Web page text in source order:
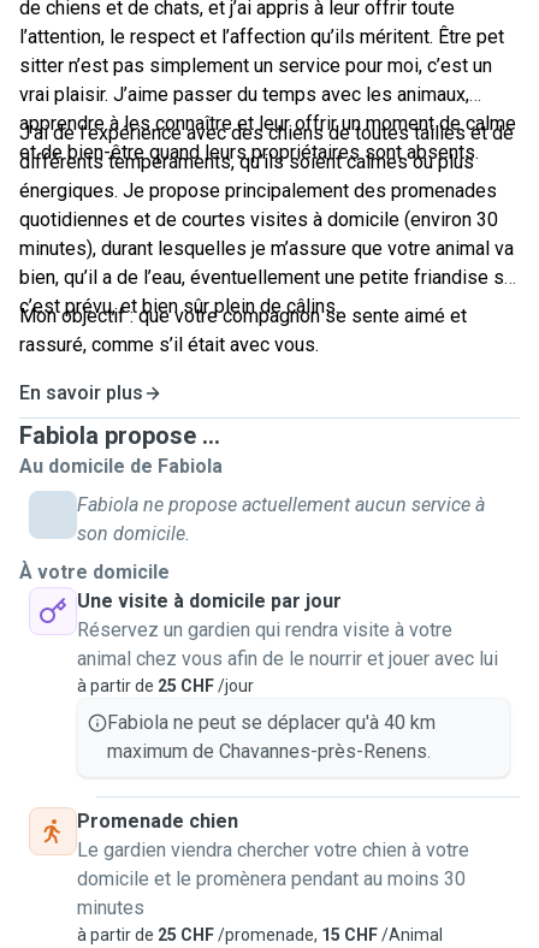
de chiens et de chats, et j’ai appris à leur offrir toute
l’attention, le respect et l’affection qu’ils méritent. Être pet
sitter n’est pas simplement un service pour moi, c’est un
vrai plaisir. J’aime passer du temps avec les animaux,
apprendre à les connaître et leur offrir un moment de calme
et de bien-être quand leurs propriétaires sont absents.
J’ai de l’expérience avec des chiens de toutes tailles et de
différents tempéraments, qu’ils soient calmes ou plus
énergiques. Je propose principalement des promenades
quotidiennes et de courtes visites à domicile (environ 30
minutes), durant lesquelles je m’assure que votre animal va
bien, qu’il a de l’eau, éventuellement une petite friandise si
c’est prévu, et bien sûr plein de câlins.
Mon objectif : que votre compagnon se sente aimé et
rassuré, comme s’il était avec vous.
En savoir plus
Fabiola propose ...
Au domicile de Fabiola
Fabiola ne propose actuellement aucun service à
son domicile.
À votre domicile
Une visite à domicile par jour
Réservez un gardien qui rendra visite à votre
animal chez vous afin de le nourrir et jouer avec lui
à partir de 25 CHF/jour
Fabiola ne peut se déplacer qu'à 40 km
maximum de Chavannes-près-Renens.
Promenade chien
Le gardien viendra chercher votre chien à votre
domicile et le promènera pendant au moins 30
minutes
à partir de 25 CHF/promenade, 15 CHF/Animal